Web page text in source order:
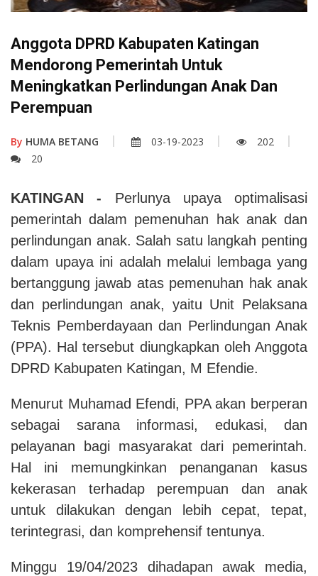
Anggota DPRD Kabupaten Katingan
Mendorong Pemerintah Untuk
Meningkatkan Perlindungan Anak Dan
Perempuan
By HUMA BETANG 03-19-2023
202
20
KATINGAN -
Perlunya upaya optimalisasi
pemerintah dalam pemenuhan hak anak dan
perlindungan anak. Salah satu langkah penting
dalam upaya ini adalah melalui lembaga yang
bertanggung jawab atas pemenuhan hak anak
dan perlindungan anak, yaitu Unit Pelaksana
Teknis Pemberdayaan dan Perlindungan Anak
(PPA). Hal tersebut diungkapkan oleh Anggota
DPRD Kabupaten Katingan, M Efendie.
Menurut Muhamad Efendi, PPA akan berperan
sebagai sarana informasi, edukasi, dan
pelayanan bagi masyarakat dari pemerintah.
Hal ini memungkinkan penanganan kasus
kekerasan terhadap perempuan dan anak
untuk dilakukan dengan lebih cepat, tepat,
terintegrasi, dan komprehensif tentunya.
Minggu 19/04/2023 dihadapan awak media,